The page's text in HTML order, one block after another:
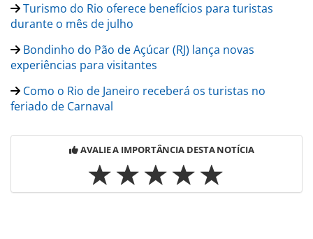
Turismo do Rio oferece benefícios para turistas
durante o mês de julho
Bondinho do Pão de Açúcar (RJ) lança novas
experiências para visitantes
Como o Rio de Janeiro receberá os turistas no
feriado de Carnaval
AVALIE A IMPORTÂNCIA DESTA NOTÍCIA